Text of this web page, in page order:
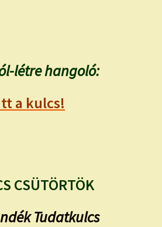
létre hangoló:
a kulcs!
CSÜTÖRTÖK
Tudatkulcs